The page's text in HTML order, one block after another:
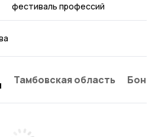
фестиваль профессий
Тамбовская область